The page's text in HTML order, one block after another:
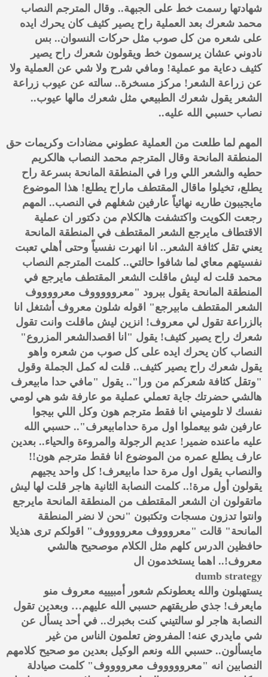
شهادتها رسمت خط على الجبهة.. وقال المترجم النصاب
محمد شعرك بعد العملية راح يصير كثيف كان يحرك ايده
على شعره من كل صوب مثل حركات النسوان.. بس
نادوني عشان يرسمون خط ويقولون شعرك راح يصير
كثيف دعاية مو عملية! ومافي شرح ولا شي عن العملية ولا
عن زراعة الشعر! مركز مسخرة.. سالته عن عيوب زراعة
الشعر يقول شعرك الطبيعي مثل شعرك مالها عيوب..
نصاب حسبي الله عليه..
المهم لما طلعت من العملية عطوني مضادات وكريمات حق
المنطقة المانحة وقال المترجم محمد النصاب هالكريم
حطيه والشعر اللي ورا في المنطقة المانحة بسرعة راح
يطلع، تخيلوا ماقال المقتطف ماراح يطلع! هذا الموضوع
مايجيبون طاريه نهائياً عارفين شغلهم في النصب.. المهم
رجعت الكويت واكتشفت هالكلام من دكتور ان عملية
الاقتطاف مايرجع الشعر المقتطف في المنطقة المانحة
يعني تقل كثافة الشعر.. انا انهرت نفسياً وحتى أهلي تعبت
نفسيتهم معاي لما شافوا حالتي.. كلمت المترجم النصاب
محمد قلت له ليش ماقلت الشعر المقتطف مايرجع في
المنطقة المانحة يقول ببرود "معروووووف معرووووف
الشعر المقتطف مابيرجع" اقوله شلون معروف أشتغل انا
بالزراعة تقول لي معروف! انزين ليش ماقلت وانت تقول
شعرك راح يصير كثيف! يقول "انا اقصدالشعر المزروع"
النصاب كان يحرك ايده على كل صوب من شعره واهو
يقول شعرك راح يصير كثيف.. قلت له كمل الجملة وقول
"وتقل كثافة شعركم من ورا".. يقول "مافي حدا مابيعرف
هالشي حضرتك جاية تعملي عملية مو عارفة شو هي لومي
نفسك لا تلوميني انا فقط مترجم هون وكل اللي بيجوا
عارفين شو بيعملوا اول مرة حدامابيعرف".. حسبي الله
عليه ماعنده ضمير! عديم الرجولة والمروءة والحياء.. بعدين
عارف يطلع عمره من الموضوع انا فقط مترجم هون!!
والنصاب يقول اول مرة حدا مابيعرف! كل واحد يجيهم
يقولون أول مرة!.. كلمت النصابة الثانية هاجر قلت لها ليش
ماتقولون ان الشعر المقتطف من المنطقة المانحة مايرجع
وانتوا تدزون مسجات وتكتبون "نحن لا نضر المنطقة
المانحة" قالت "معروووف معرووووف" اقولكم ترى هذيلا
حافظين الدرس كلهم مثل الكلام موصحيح هالشي
معروف!.. اهما يستخدمون ال
dumb strategy
يستهبلون والله يعطونكم شعور أمبيييه معروف منو
مايعرف! جذي طريقتهم حسبي الله عليهم… وبعدين تقول
النصابة هاجر لو سالتيني كنت بخبرك.. في أحد يسأل عن
شي مايدري عنه! المفروض تعلمون الناس من غير
مايسألون.. حسبي الله ونعم الوكيل بعدين مو صحيح كلامهم
النصابين انه "معروووووف معرووووف" كلمت صيادلة